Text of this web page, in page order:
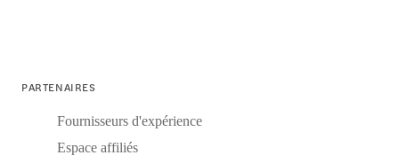
PARTENAIRES
Fournisseurs d'expérience
Espace affiliés